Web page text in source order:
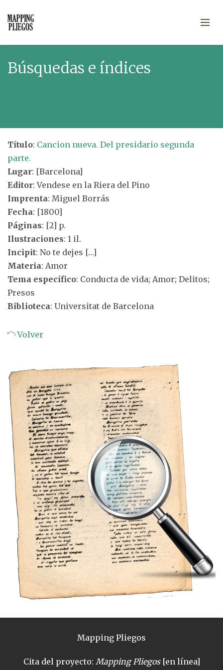
Búsquedas e índices
Título: Cancion nueva. Del presidario segunda
parte.
Lugar: [Barcelona]
Editor: Vendese en la Riera del Pino
Imprenta: Miguel Borrás
Fecha: [1800]
Páginas: [2] p.
Ilustraciones: 1 il.
Incipit: No te dejes […]
Materia: Amor
Tema específico: Conducta de vida; Amor; Delitos;
Presos
Biblioteca: Universitat de Barcelona
Volver
Mapping Pliegos
Cita del proyecto: Mapping Pliegos[en línea]